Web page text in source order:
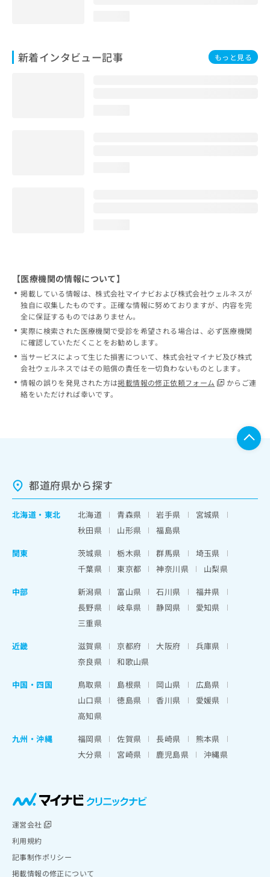
新着インタビュー記事 もっと見る
【医療機関の情報について】
掲載している情報は、株式会社マイナビおよび株式会社ウェルネスが
独自に収集したものです。正確な情報に努めておりますが、内容を完
全に保証するものではありません。
実際に検索された医療機関で受診を希望される場合は、必ず医療機関
に確認していただくことをお勧めします。
当サービスによって生じた損害について、株式会社マイナビ及び株式
会社ウェルネスではその賠償の責任を一切負わないものとします。
情報の誤りを発見された方は掲載情報の修正依頼フォーム
からご連
絡をいただければ幸いです。
都道府県から探す
北海道 ・ 東北 北海道 青森県 岩手県
宮城県
秋田県
山形県
福島県
関東
茨城県 栃木県 群馬県
埼玉県
千葉県
東京都 神奈川県
山梨県
中部
新潟県 富山県 石川県
福井県
長野県
岐阜県 静岡県
愛知県
三重県
近畿
滋賀県 京都府 大阪府
兵庫県
奈良県
和歌山県
中国・四国
鳥取県 島根県 岡山県
広島県
山口県
徳島県 香川県
愛媛県
高知県
九州・沖縄
福岡県 佐賀県 長崎県
熊本県
大分県
宮崎県 鹿児島県 沖縄県
運営会社
利用規約
記事制作ポリシー
掲載情報の修正について